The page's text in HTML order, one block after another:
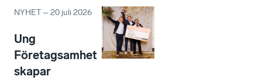
NYHET –20 juli 2026
Ung
Företagsamhet
skapar